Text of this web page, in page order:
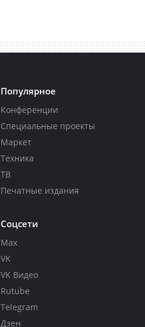
Популярное
Конференции
Специальные проекты
Маркет
Техника
ТВ
Печатные издания
Соцсети
Max
VK
VK Видео
Rutube
Telegram
Дзен